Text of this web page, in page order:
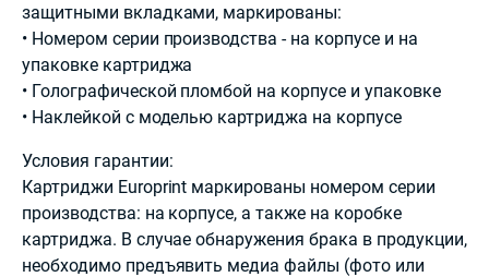
защитными вкладками, маркированы:
• Номером серии производства - на корпусе и на
упаковке картриджа
• Голографической пломбой на корпусе и упаковке
• Наклейкой с моделью картриджа на корпусе
Условия гарантии:
Картриджи Europrint маркированы номером серии
производства: на корпусе, а также на коробке
картриджа. В случае обнаружения брака в продукции,
необходимо предъявить медиа файлы (фото или